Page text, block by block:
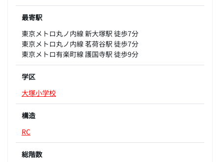
最寄駅
東京メトロ丸ノ内線 新大塚駅 徒歩7分
東京メトロ丸ノ内線 茗荷谷駅 徒歩7分
東京メトロ有楽町線 護国寺駅 徒歩9分
学区
大塚小学校
構造
RC
総階数